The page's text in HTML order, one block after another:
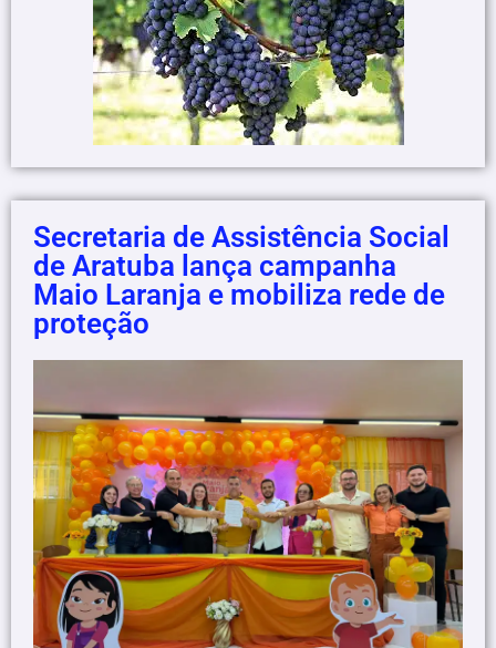
Secretaria de Assistência Social
de Aratuba lança campanha
Maio Laranja e mobiliza rede de
proteção